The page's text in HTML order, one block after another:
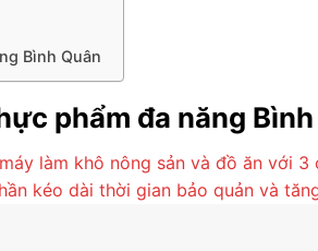
Bình Quân
phẩm đa năng
làm khô nông sản và đồ ăn với
kéo dài thời gian bảo quản và